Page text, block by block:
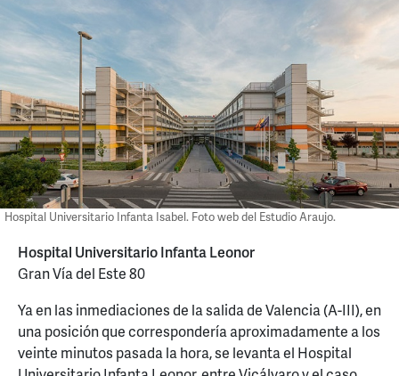
Hospital Universitario Infanta Isabel. Foto web del Estudio Araujo.
Hospital Universitario Infanta Leonor
Gran Vía del Este 80
Ya en las inmediaciones de la salida de Valencia (A-III), en
una posición que correspondería aproximadamente a los
veinte minutos pasada la hora, se levanta el Hospital